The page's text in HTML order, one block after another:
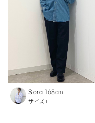
Sora 168cm
サイズ:L